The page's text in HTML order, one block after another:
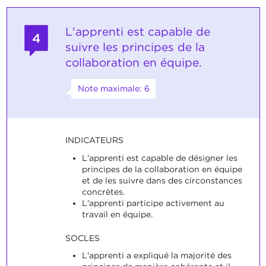
4
L'apprenti est capable de
suivre les principes de la
collaboration en équipe.
Note maximale: 6
INDICATEURS
L'apprenti est capable de désigner les
principes de la collaboration en équipe
et de les suivre dans des circonstances
concrètes.
L'apprenti participe activement au
travail en équipe.
SOCLES
L'apprenti a expliqué la majorité des